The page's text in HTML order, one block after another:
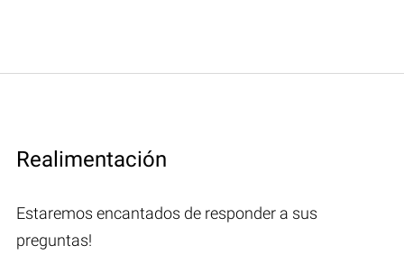
Realimentación
Estaremos encantados de responder a sus
preguntas!